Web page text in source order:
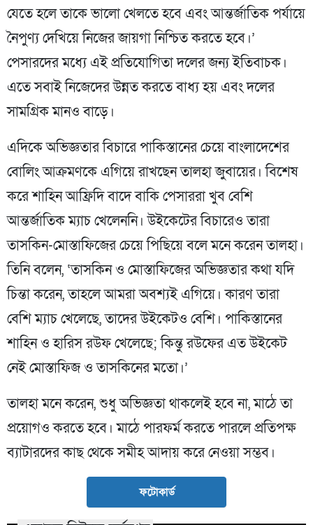
যেতে হলে তাকে ভালো খেলতে হবে এবং আন্তর্জাতিক পর্যায়ে
নৈপুণ্য দেখিয়ে নিজের জায়গা নিশ্চিত করতে হবে।’
পেসারদের মধ্যে এই প্রতিযোগিতা দলের জন্য ইতিবাচক।
এতে সবাই নিজেদের উন্নত করতে বাধ্য হয় এবং দলের
সামগ্রিক মানও বাড়ে।
এদিকে অভিজ্ঞতার বিচারে পাকিস্তানের চেয়ে বাংলাদেশের
বোলিং আক্রমণকে এগিয়ে রাখছেন তালহা জুবায়ের। বিশেষ
করে শাহিন আফ্রিদি বাদে বাকি পেসাররা খুব বেশি
আন্তর্জাতিক ম্যাচ খেলেননি। উইকেটের বিচারেও তারা
তাসকিন-মোস্তাফিজের চেয়ে পিছিয়ে বলে মনে করেন তালহা।
তিনি বলেন, ‘তাসকিন ও মোস্তাফিজের অভিজ্ঞতার কথা যদি
চিন্তা করেন, তাহলে আমরা অবশ্যই এগিয়ে। কারণ তারা
বেশি ম্যাচ খেলেছে, তাদের উইকেটও বেশি। পাকিস্তানের
শাহিন ও হারিস রউফ খেলেছে; কিন্তু রউফের এত উইকেট
নেই মোস্তাফিজ ও তাসকিনের মতো।’
তালহা মনে করেন, শুধু অভিজ্ঞতা থাকলেই হবে না, মাঠে তা
প্রয়োগও করতে হবে। মাঠে পারফর্ম করতে পারলে প্রতিপক্ষ
ব্যাটারদের কাছ থেকে সমীহ আদায় করে নেওয়া সম্ভব।
ফটোকার্ড